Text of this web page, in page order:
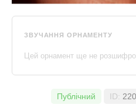
ЗВУЧАННЯ ОРНАМЕНТУ
Цей орнамент ще не
Публічний ID: